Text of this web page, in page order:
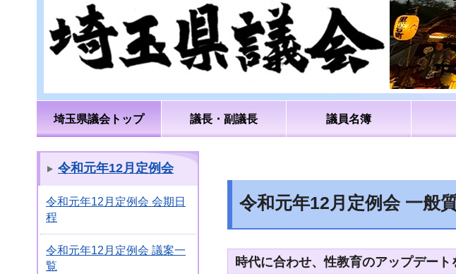
埼玉県議会トップ 議長・副議長 議員名簿
令和元年12月定例会
令和元年12月定例会 会期日
程
令和元年12月定例会 議案一
覧
令和元年12月定例会 一般
時代に合わせ、性教育のアップデート